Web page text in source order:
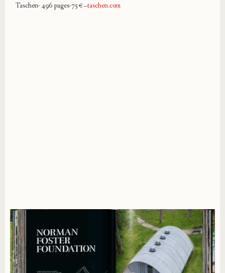
Taschen- 496 pages-75€ –taschen.com